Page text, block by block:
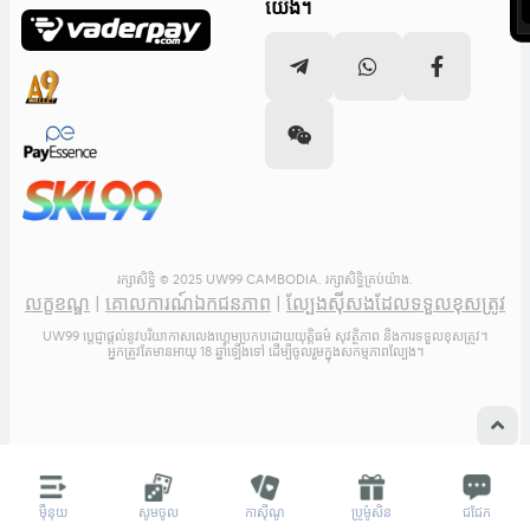
ម៉ឺនុយ សូមចូល កាស៊ីណូ ប្រូម៉ូសិន ជជែក
យើង។
រក្សាសិទ្ធិ © 2025 UW99 CAMBODIA. រក្សាសិទ្ធិគ្រប់យ៉ាង.
លក្ខខណ្ឌ គោលការណ៍ឯកជនភាព ល្បែងស៊ីសងដែលទទួលខុសត្រូវ
UW99 ប្តេជ្ញាផ្តល់នូវបរិយាកាសលេងហ្គេមប្រកបដោយយុត្តិធម៌ សុវត្ថិភាព និងការទទួលខុសត្រូវ។
អ្នកត្រូវតែមានអាយុ 18 ឆ្នាំឡើងទៅ ដើម្បីចូលរួមក្នុងសកម្មភាពល្បែង។